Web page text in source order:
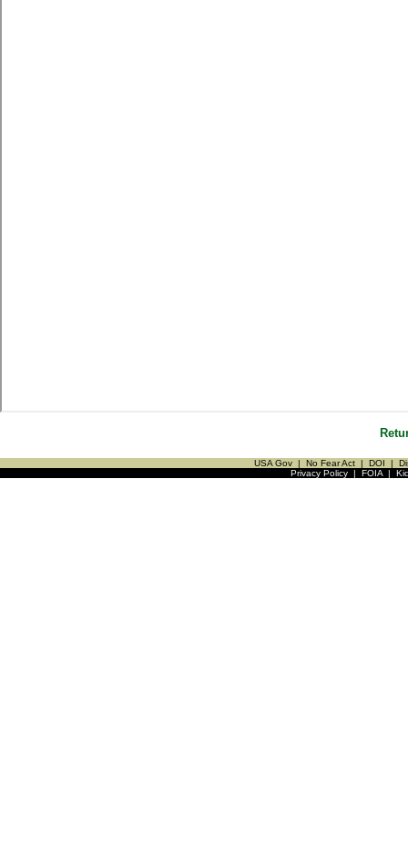
USA Gov | No Fear Act | DOI |
Privacy Policy| FOIA|